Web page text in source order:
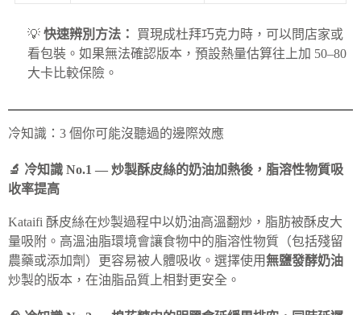
💡 快速辨別方法：
買現成杜拜巧克力時，可以問店家或
看包裝。如果無法確認版本，預設熱量估算往上加 50–80
大卡比較保險。
冷知識：3 個你可能沒聽過的邊際效應
🔬 冷知識 No.1 — 炒製酥皮絲的奶油加熱後，脂溶性物質吸
收率提高
Kataifi 酥皮絲在炒製過程中以奶油高溫翻炒，脂肪被酥皮大
量吸附。高溫油脂環境會讓食物中的脂溶性物質（包括殘留
農藥或添加劑）更容易被人體吸收。選擇使用無鹽發酵奶油
炒製的版本，在油脂品質上相對更安全。